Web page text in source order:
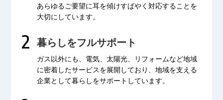
あらゆるご要望に耳を傾けすばやく対応することを
大切にしています。
暮らしをフルサポート
ガス以外にも、電気、太陽光、リフォームなど地域
に密着したサービスを展開しており、地域を支える
企業として暮らしをサポートしています。